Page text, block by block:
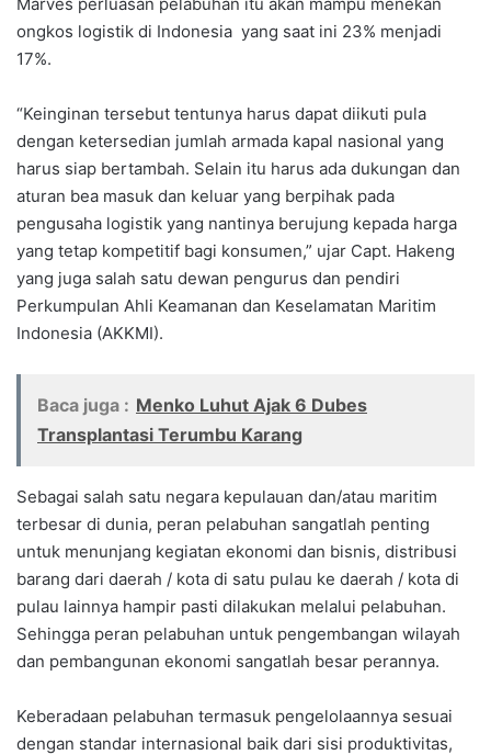
ongkos logistik di Indonesia yang saat ini 23% menjadi
17%.
“Keinginan tersebut tentunya harus dapat diikuti pula
dengan ketersedian jumlah armada kapal nasional yang
harus siap bertambah. Selain itu harus ada dukungan dan
aturan bea masuk dan keluar yang berpihak pada
pengusaha logistik yang nantinya berujung kepada harga
yang tetap kompetitif bagi konsumen,” ujar Capt. Hakeng
yang juga salah satu dewan pengurus dan pendiri
Perkumpulan Ahli Keamanan dan Keselamatan Maritim
Indonesia (AKKMI).
Baca juga : Menko Luhut Ajak 6 Dubes
Transplantasi Terumbu Karang
Sebagai salah satu negara kepulauan dan/atau maritim
terbesar di dunia, peran pelabuhan sangatlah penting
untuk menunjang kegiatan ekonomi dan bisnis, distribusi
barang dari daerah / kota di satu pulau ke daerah / kota di
pulau lainnya hampir pasti dilakukan melalui pelabuhan.
Sehingga peran pelabuhan untuk pengembangan wilayah
dan pembangunan ekonomi sangatlah besar perannya.
Keberadaan pelabuhan termasuk pengelolaannya sesuai
dengan standar internasional baik dari sisi produktivitas,